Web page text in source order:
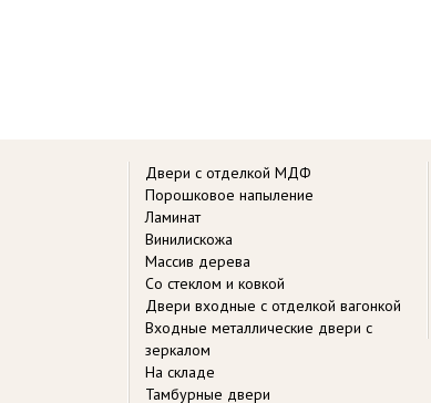
Двери с отделкой МДФ
Порошковое напыление
Ламинат
Винилискожа
Массив дерева
Со стеклом и ковкой
Двери входные с отделкой вагонкой
Входные металлические двери с
зеркалом
На складе
Тамбурные двери